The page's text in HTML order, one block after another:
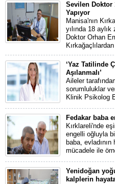
Sevilen Doktor
Yapıyor
Manisa'nın
yılında 18
Doktor Orhan
‘Yaz Tatilinde
Aşılanmalı’
Aileler
sorumluluklar
Klinik Psikolog
Fedakar baba
Kırklareli'nde
engelli oğluyla
baba,
mücadele ile
Yenidoğan
kalplerin